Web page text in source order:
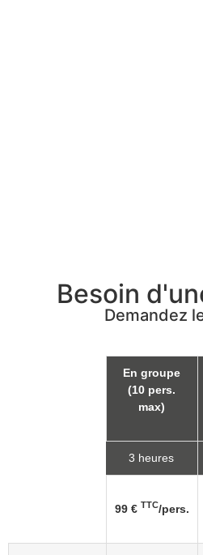
Besoin
Demandez
En groupe
(10 pers.
max)
3 heures
99 € TTC/pers.